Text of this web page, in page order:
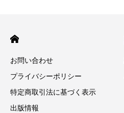
お問い合わせ
プライバシーポリシー
特定商取引法に基づく表示
出版情報